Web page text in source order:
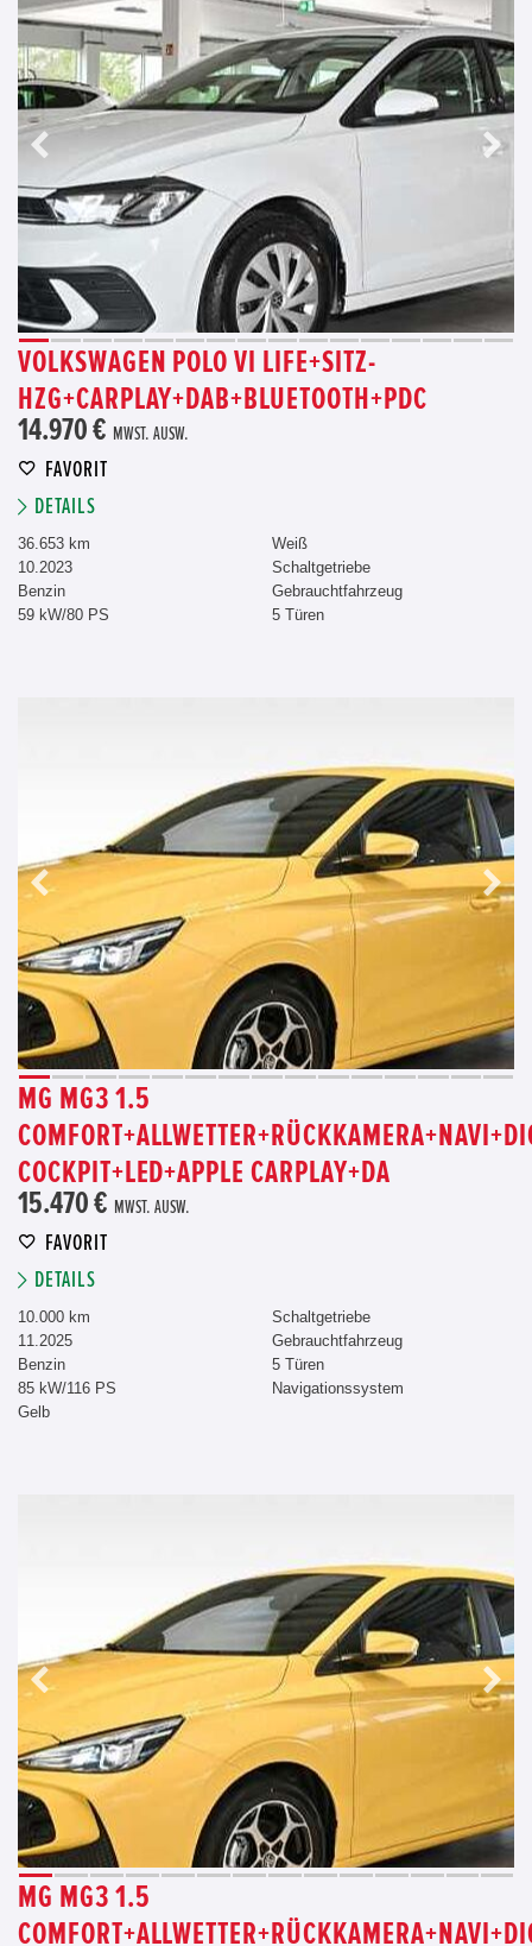
VOLKSWAGEN POLO VI LIFE+SITZ-
HZG+CARPLAY+DAB+BLUETOOTH+PDC
14.970 € MWST. AUSW.
FAVORIT
DETAILS
36.653 km
10.2023
Benzin
59 kW/80 PS
Weiß
Schaltgetriebe
Gebrauchtfahrzeug
5 Türen
MG MG3 1.5
COCKPIT+LED+APPLE CARPLAY+DA
15.470 € MWST. AUSW.
FAVORIT
DETAILS
10.000 km
11.2025
Benzin
85 kW/116 PS
Gelb
Schaltgetriebe
Gebrauchtfahrzeug
5 Türen
Navigationssystem
MG MG3 1.5